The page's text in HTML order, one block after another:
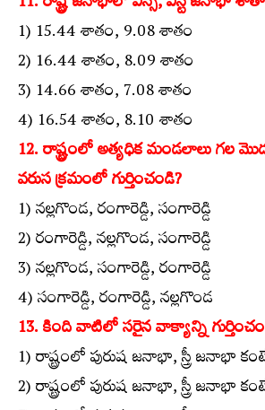
1) 15.44 శాతం, 9.08 శాతం
2) 16.44 శాతం, 8.09 శాతం
3) 14.66 శాతం, 7.08 శాతం
4) 16.54 శాతం, 8.10 శాతం
12. రాష్ట్రంలో అత్యధిక మండలాలు గల
వరుస క్రమంలో గుర్తించండి?
1) నల్లగొండ, రంగారెడ్డి, సంగారెడ్డి
2) రంగారెడ్డి, నల్లగొండ, సంగారెడ్డి
3) నల్లగొండ, సంగారెడ్డి, రంగారెడ్డి
4) సంగారెడ్డి, రంగారెడ్డి, నల్లగొండ
13. కింది వాటిలో సరైన వాక్యాన్ని
1) రాష్ట్రంలో పురుష జనాభా, స్త్రీ జనాభా
2) రాష్ట్రంలో పురుష జనాభా, స్త్రీ జనాభా